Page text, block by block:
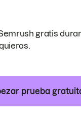
gratis
prueba